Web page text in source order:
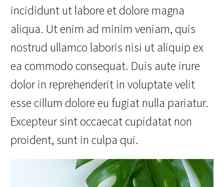
incididunt ut labore et dolore magna
aliqua. Ut enim ad minim veniam, quis
nostrud ullamco laboris nisi ut aliquip ex
ea commodo consequat. Duis aute irure
dolor in reprehenderit in voluptate velit
esse cillum dolore eu fugiat nulla pariatur.
Excepteur sint occaecat cupidatat non
proident, sunt in culpa qui.